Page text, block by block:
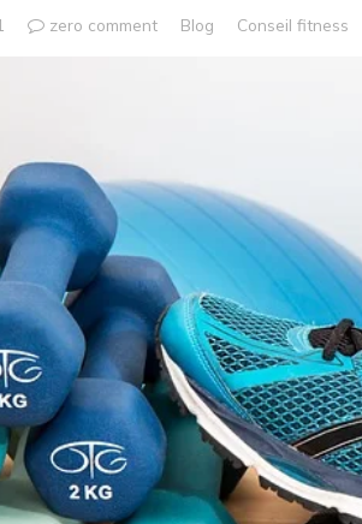
zero comment Blog Conseil fitness